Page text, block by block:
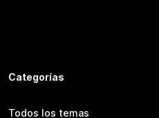
Categorías
Todos los temas